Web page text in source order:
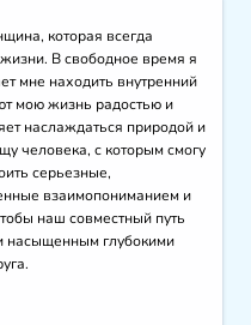
которая всегда
жизни. В свободное время я
мне находить внутренний
мою жизнь радостью и
наслаждаться природой и
человека, с которым смогу
серьезные,
взаимопониманием и
наш совместный путь
насыщенным глубокими